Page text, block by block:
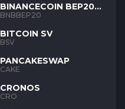
BINANCECOIN BEP20
BNB
BNBBEP20
BITCOIN SV
BSV
PANCAKESWAP
CAKE
CRONOS
CRO